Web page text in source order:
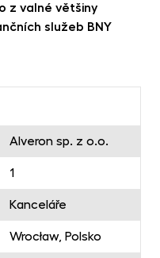
z valné většiny
služeb BNY
Alveron sp. z o.o.
1
Kanceláře
Wrocław, Polsko